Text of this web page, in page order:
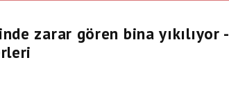
zarar gören bina yıkılıyor -